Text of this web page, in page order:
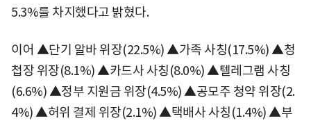
5.3%를 차지했다고 밝혔다.
이어 ▲단기 알바 위장(22.5%) ▲가족 사칭(17.5%) ▲청
첩장 위장(8.1%) ▲카드사 사칭(8.0%) ▲텔레그램 사칭
(6.6%) ▲정부 지원금 위장(4.5%) ▲공모주 청약 위장(2.
4%) ▲허위 결제 위장(2.1%) ▲택배사 사칭(1.4%) ▲부